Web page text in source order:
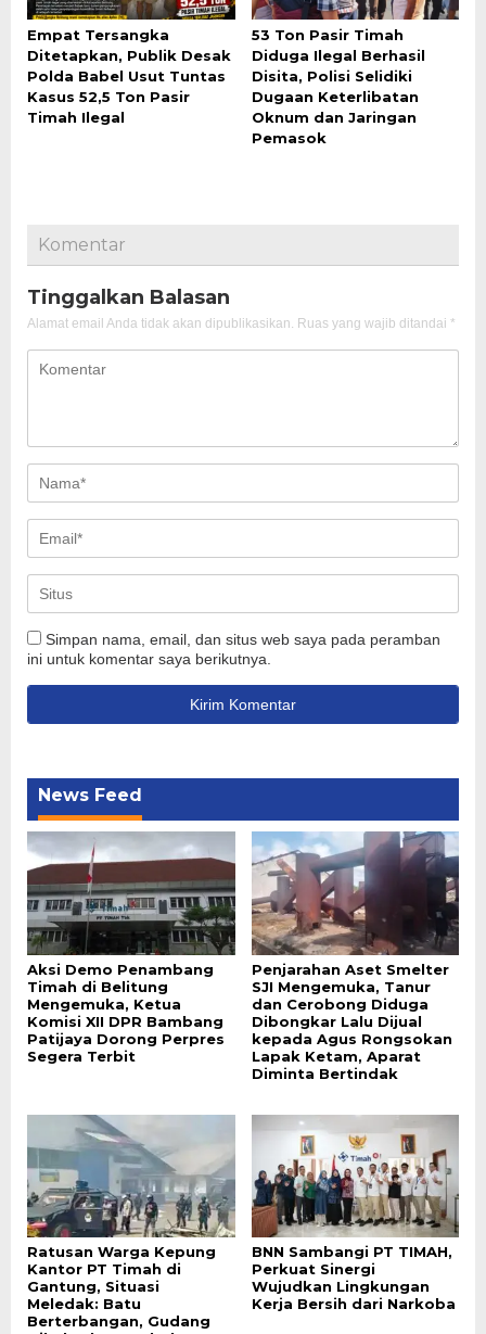
Empat Tersangka
Ditetapkan, Publik Desak
Polda Babel Usut Tuntas
Kasus 52,5 Ton Pasir
Timah Ilegal
53 Ton Pasir Timah
Diduga Ilegal Berhasil
Disita, Polisi Selidiki
Dugaan Keterlibatan
Oknum dan Jaringan
Pemasok
Komentar
Tinggalkan Balasan
Alamat email Anda tidak akan dipublikasikan. Ruas yang wajib ditandai *
Simpan nama, email, dan situs web saya pada peramban
ini untuk komentar saya berikutnya.
News Feed
Aksi Demo Penambang
Timah di Belitung
Mengemuka, Ketua
Komisi XII DPR Bambang
Patijaya Dorong Perpres
Segera Terbit
Penjarahan Aset Smelter
SJI Mengemuka, Tanur
dan Cerobong Diduga
Dibongkar Lalu Dijual
kepada Agus Rongsokan
Lapak Ketam, Aparat
Diminta Bertindak
Ratusan Warga Kepung
Kantor PT Timah di
Gantung, Situasi
Meledak: Batu
Berterbangan, Gudang
BNN Sambangi PT TIMAH,
Perkuat Sinergi
Wujudkan Lingkungan
Kerja Bersih dari Narkoba